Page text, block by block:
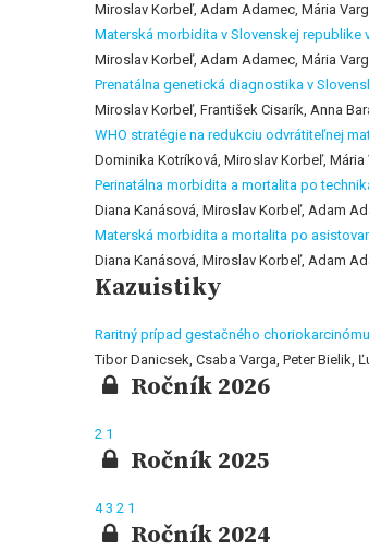
Miroslav Korbeľ, Adam Adamec, Mária
Materská morbidita v Slovenskej republike
Miroslav Korbeľ, Adam Adamec, Mária
Prenatálna genetická diagnostika v
Miroslav Korbeľ, František Cisarík, Anna
WHO stratégie na redukciu odvrátiteľnej
Dominika Kotríková, Miroslav Korbeľ,
Perinatálna morbidita a mortalita po
Diana Kanásová, Miroslav Korbeľ, Adam
Materská morbidita a mortalita po
Diana Kanásová, Miroslav Korbeľ, Adam
Kazuistiky
Raritný prípad gestačného choriokarcinómu
Tibor Danicsek, Csaba Varga, Peter Bielik,
Ročník 2026
2 1
Ročník 2025
43 2 1
Ročník 2024